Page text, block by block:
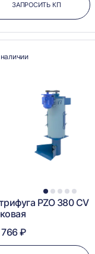
ЗАПРОСИТЬ КП
1 2 3 4 5
PZO 380 CV
₽